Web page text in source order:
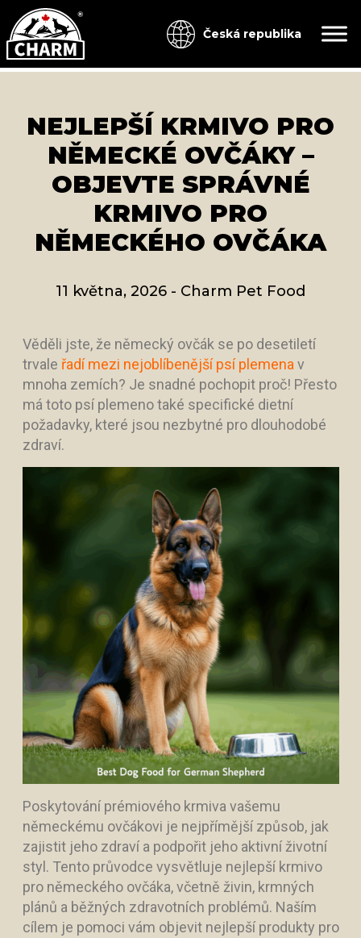
Česká republika
NEJLEPŠÍ KRMIVO PRO
NĚMECKÉ OVČÁKY –
OBJEVTE SPRÁVNÉ
KRMIVO PRO
NĚMECKÉHO OVČÁKA
11 května, 2026 - Charm Pet Food
Věděli jste, že německý ovčák se po desetiletí
trvale řadí mezi nejoblíbenější psí plemena v
mnoha zemích? Je snadné pochopit proč! Přesto
má toto psí plemeno také specifické dietní
požadavky, které jsou nezbytné pro dlouhodobé
zdraví.
Poskytování prémiového krmiva vašemu
německému ovčákovi je nejpřímější způsob, jak
zajistit jeho zdraví a podpořit jeho aktivní životní
styl. Tento průvodce vysvětluje nejlepší krmivo
pro německého ovčáka, včetně živin, krmných
plánů a běžných zdravotních problémů. Naším
cílem je pomoci vám objevit nejlepší produkty pro